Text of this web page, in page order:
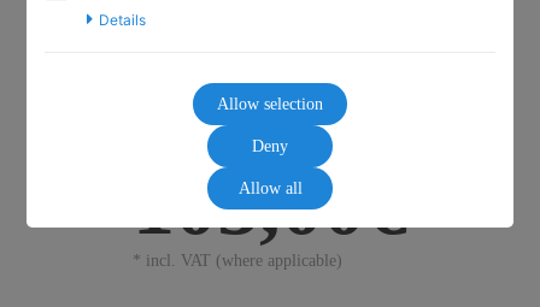
105,00€
* incl. VAT (where applicable)
Details
Allow selection
Deny
Allow all